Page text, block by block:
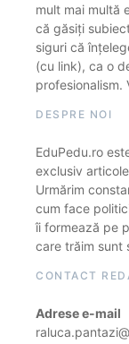
mult mai multă
că găsiți
siguri că
(cu link), ca o
profesionalism.
DESPRE NOI
EduPedu.ro
exclusiv
Urmărim
cum face
îi formează pe
care trăim sunt
CONTACT
Adrese e-mail